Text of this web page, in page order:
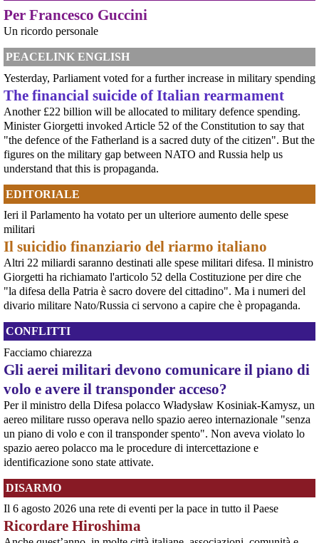
[news] Victor Jara, catturato l’ultimo dei suoi aguzzini
Víctor Jara, il cantautore dei poveri che sfidò la dittatura cilena con la sua
chitarra A cinquant'anni dal golpe che insanguinò il Cile, la storia di Víctor
Jara continua a risuonare come un inno alla dignità e alla resistenza. La
sua voce, spezzata dalle mani dei carn
[news] La "Breve storia del pacifismo italiano" è stata arricchita con undici
schede introduttive storico-culturali dei vari periodi, dal primo Novecento a
oggi
Siamo felici di annunciarvi un aggiornamento per la nostra "Breve storia del
pacifismo italiano". Il percorso di ricerca e divulgazione si arricchisce oggi
di un nuovo strumento: abbiamo integrato nel testo undici schede
introduttive, dedicate ciascuna a una specifica periodizzazione s
[news] Ucraina, minacce alla redazione di Babel che ha indagato sulle torture
nel Reggimento Skelya
La giornalista Kateryna Lykhohliad, la direttrice Kateryna Kobernyk e l'intera
redazione di Babel hanno ricevuto gravi minacce dirette a seguito della
pubblicazione dell'inchiesta shock sul 425º Reggimento d'Assalto "Skelya".
https://babel.ua/en/texts/127938-the-skelya-assault-re
[News] Violenza sessuale in Sudan per traumatizzare la popolazione civile: il
rapporto pubblicato oggi dall'ONU
Sudan23 giugno 2026GINEVRA – Un rapporto dell'Ufficio dei Diritti Umani
delle Nazioni Unite pubblicato martedì mette a nudo la brutalità e l'entità
della violenza sessuale legata al confl
[News] Accordo di cooperazione militare fra l'Italia e gli Emirati Arabi
Uniti. Ecco i nomi dei senatori che non hanno citato il genocidio del Sudan,
in cui sono coinvolti gli Emirati Arabi Uniti
E' stato approvato - prima con il voto della Camera e poi con quello del
Senato - l'accordo di cooperazione militare fra l'Italia e gli Emirati Arabi
Uniti, il cui coinvolgimento nel genocidio del Sudan è oggetto di indagine da
parte dell'ONU (vedere appendice).Ciò che emer
[News] Caccia di sesta generazione GCAP, c'è una finestra di opportunità per
fermarlo
Ecco le scadenze e i punti deboli del programma militare GCAPA pochi
giorni da una scadenza cruciale per il programma GCAP (Global Combat Air
Programme), il costosissimo caccia di sesta generazione promosso da
Italia, Regno Unito e Giappone, si apre una finestra di opportunità per il
movimento
[News] Armi nucleari ad Aviano, cosa ha deciso oggi il GIP
Il Giudice per le Indagini Preliminari del Tribunale di Pordenone ha deciso di
riservarsi sulla richiesta di opposizione all’archiviazione presentata da un
gruppo di cittadini e associazioni riguardo alla presenza di armi nucleari
statunitensi nella base USAF di Aviano. L’attesa decisi
[News] Parte in Finlandia la manifestazione contro il riarmo europeo
Helsinki, mobilitazione contro il riarmo europeo: “Welfare, not warfare”Anche
Per Francesco Guccini
Un ricordo personale
PEACELINK ENGLISH
Yesterday, Parliament voted for a further increase in military spending
The financial suicide of Italian rearmament
Another £22 billion will be allocated to military defence spending.
Minister Giorgetti invoked Article 52 of the Constitution to say that
"the defence of the Fatherland is a sacred duty of the citizen". But the
figures on the military gap between NATO and Russia help us
understand that this is propaganda.
EDITORIALE
Ieri il Parlamento ha votato per un ulteriore aumento delle spese
militari
Il suicidio finanziario del riarmo italiano
Altri 22 miliardi saranno destinati alle spese militari difesa. Il ministro
Giorgetti ha richiamato l'articolo 52 della Costituzione per dire che
"la difesa della Patria è sacro dovere del cittadino". Ma i numeri del
divario militare Nato/Russia ci servono a capire che è propaganda.
CONFLITTI
Facciamo chiarezza
Gli aerei militari devono comunicare il piano di
volo e avere il transponder acceso?
Per il ministro della Difesa polacco Władysław Kosiniak-Kamysz, un
aereo militare russo operava nello spazio aereo internazionale "senza
un piano di volo e con il transponder spento". Non aveva violato lo
spazio aereo polacco ma le procedure di intercettazione e
identificazione sono state attivate.
DISARMO
Il 6 agosto 2026 una rete di eventi per la pace in tutto il Paese
Ricordare Hiroshima